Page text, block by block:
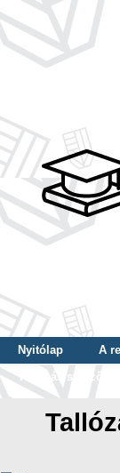
Nyitólap A
Tallózás szerző